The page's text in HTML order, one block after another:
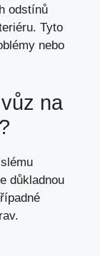
odstínů
Tyto
nebo
na
důkladnou